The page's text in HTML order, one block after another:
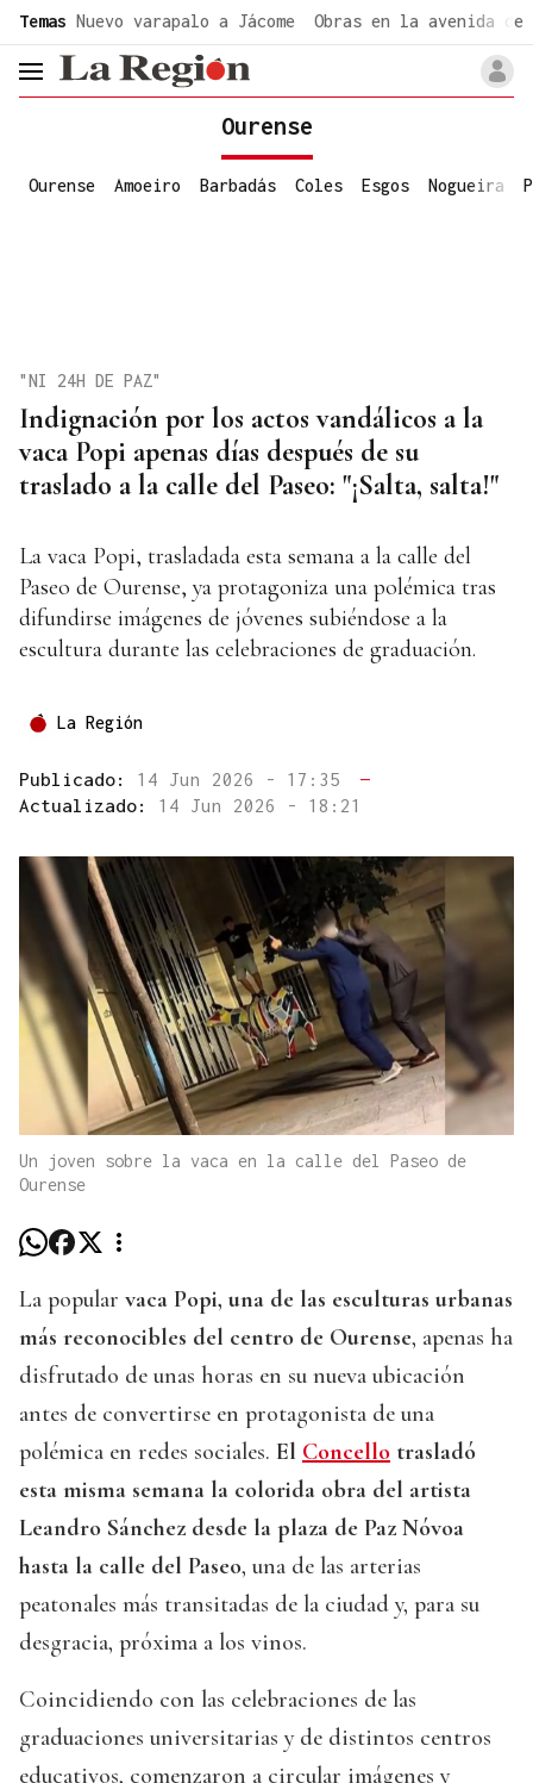
Temas Nuevo varapalo a Jácome Obras en la avenida de
header.menu.open
Ourense
Ourense Amoeiro Barbadás Coles Esgos Nogueira
Indignación por los actos vandálicos a la
vaca Popi apenas días después de su
traslado a la calle del Paseo: "¡Salta, salta!"
"NI 24H DE PAZ"
La vaca Popi, trasladada esta semana a la calle del
Paseo de Ourense, ya protagoniza una polémica tras
difundirse imágenes de jóvenes subiéndose a la
escultura durante las celebraciones de graduación.
La Región
Publicado: 14 Jun 2026 - 17:35
—
Actualizado: 14 Jun 2026 - 18:21
Un joven sobre la vaca en la calle del Paseo de
Ourense
La popular vaca Popi, una de las esculturas urbanas
más reconocibles del centro de Ourense, apenas ha
disfrutado de unas horas en su nueva ubicación
antes de convertirse en protagonista de una
polémica en redes sociales. El Concello trasladó
esta misma semana la colorida obra del artista
Leandro Sánchez desde la plaza de Paz Nóvoa
hasta la calle del Paseo, una de las arterias
peatonales más transitadas de la ciudad y, para su
desgracia, próxima a los vinos.
Coincidiendo con las celebraciones de las
graduaciones universitarias y de distintos centros
educativos, comenzaron a circular imágenes y